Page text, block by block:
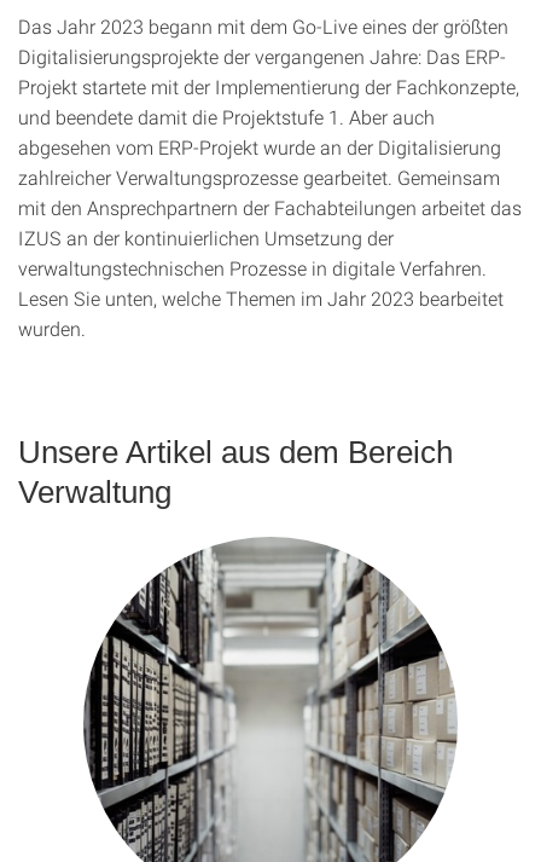
Das Jahr 2023 begann mit dem Go-Live eines der größten
Digitalisierungsprojekte der vergangenen Jahre: Das ERP-
Projekt startete mit der Implementierung der Fachkonzepte,
und beendete damit die Projektstufe 1. Aber auch
abgesehen vom ERP-Projekt wurde an der Digitalisierung
zahlreicher Verwaltungsprozesse gearbeitet. Gemeinsam
mit den Ansprechpartnern der Fachabteilungen arbeitet das
IZUS an der kontinuierlichen Umsetzung der
verwaltungstechnischen Prozesse in digitale Verfahren.
Lesen Sie unten, welche Themen im Jahr 2023 bearbeitet
wurden.
Unsere Artikel aus dem Bereich
Verwaltung